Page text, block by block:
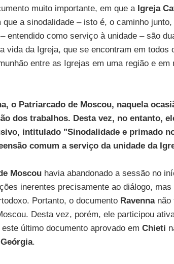
muito importante, em que a Igreja
a sinodalidade – isto é, o caminho
entendido como serviço à unidade – são
vida da Igreja, que se encontram em todos
entre as Igrejas em uma região e em
o Patriarcado de Moscou, naquela
dos trabalhos. Desta vez, no entanto,
intitulado "Sinodalidade e primado
comum a serviço da unidade da
Moscouhavia abandonado a sessão no
inerentes precisamente ao diálogo, mas
Portanto, o documento Ravennanão
Desta vez, porém, ele participou
último documento aprovado em Chieti
.